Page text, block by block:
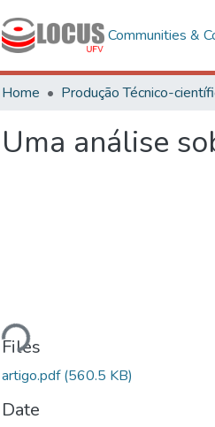
Communities &
Home Produção Técnico-
Uma análise
Loading...
Files
artigo.pdf(560.5 KB)
Date